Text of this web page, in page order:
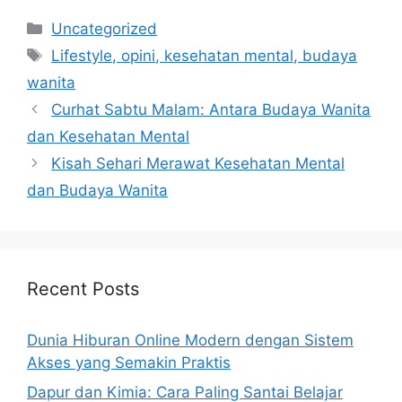
Categories
Uncategorized
Tags
Lifestyle, opini, kesehatan mental, budaya
wanita
Curhat Sabtu Malam: Antara Budaya Wanita
dan Kesehatan Mental
Kisah Sehari Merawat Kesehatan Mental
dan Budaya Wanita
Recent Posts
Dunia Hiburan Online Modern dengan Sistem
Akses yang Semakin Praktis
Dapur dan Kimia: Cara Paling Santai Belajar